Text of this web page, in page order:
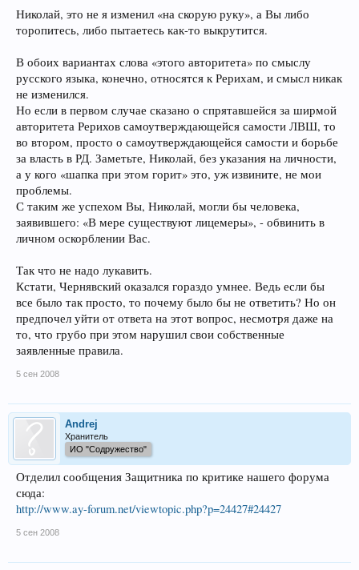
Николай, это не я изменил «на скорую руку», а Вы либо
торопитесь, либо пытаетесь как-то выкрутится.
В обоих вариантах слова «этого авторитета» по смыслу
русского языка, конечно, относятся к Рерихам, и смысл никак
не изменился.
Но если в первом случае сказано о спрятавшейся за ширмой
авторитета Рерихов самоутверждающейся самости ЛВШ, то
во втором, просто о самоутверждающейся самости и борьбе
за власть в РД. Заметьте, Николай, без указания на личности,
а у кого «шапка при этом горит» это, уж извините, не мои
проблемы.
С таким же успехом Вы, Николай, могли бы человека,
заявившего: «В мере существуют лицемеры», - обвинить в
личном оскорблении Вас.
Так что не надо лукавить.
Кстати, Чернявский оказался гораздо умнее. Ведь если бы
все было так просто, то почему было бы не ответить? Но он
предпочел уйти от ответа на этот вопрос, несмотря даже на
то, что грубо при этом нарушил свои собственные
заявленные правила.
5 сен 2008
Andrej
Хранитель
ИО "Содружество"
Отделил сообщения Защитника по критике нашего форума
сюда:
http://www.ay-forum.net/viewtopic.php?p=24427#24427
5 сен 2008